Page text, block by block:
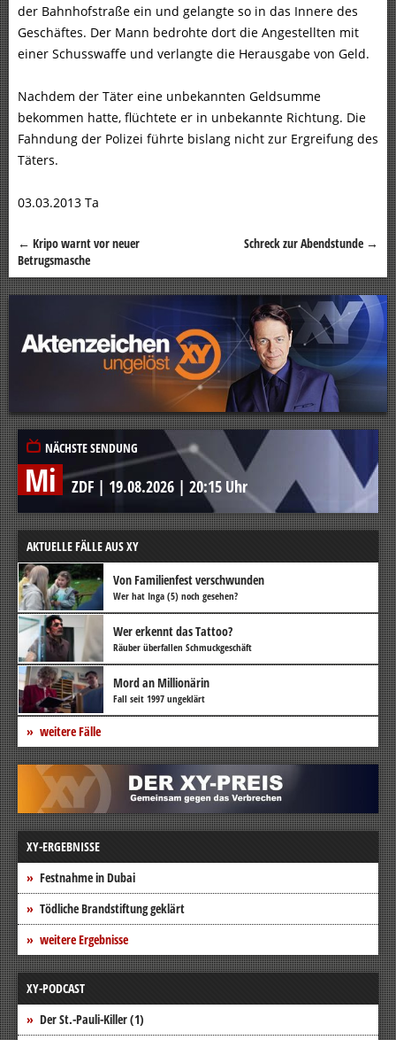
der Bahnhofstraße ein und gelangte so in das Innere des
Geschäftes. Der Mann bedrohte dort die Angestellten mit
einer Schusswaffe und verlangte die Herausgabe von Geld.
Nachdem der Täter eine unbekannten Geldsumme
bekommen hatte, flüchtete er in unbekannte Richtung. Die
Fahndung der Polizei führte bislang nicht zur Ergreifung des
Täters.
03.03.2013 Ta
Beitragsnavigation
← Kripo warnt vor neuer
Betrugsmasche
Schreck zur Abendstunde →
NÄCHSTE SENDUNG
Mi ZDF | 19.08.2026 | 20:15 Uhr
AKTUELLE FÄLLE AUS XY
Von Familienfest verschwunden
Wer hat Inga (5) noch gesehen?
Wer erkennt das Tattoo?
Räuber überfallen Schmuckgeschäft
Mord an Millionärin
Fall seit 1997 ungeklärt
weitere Fälle
XY-ERGEBNISSE
Festnahme in Dubai
Tödliche Brandstiftung geklärt
weitere Ergebnisse
XY-PODCAST
Der St.-Pauli-Killer (1)